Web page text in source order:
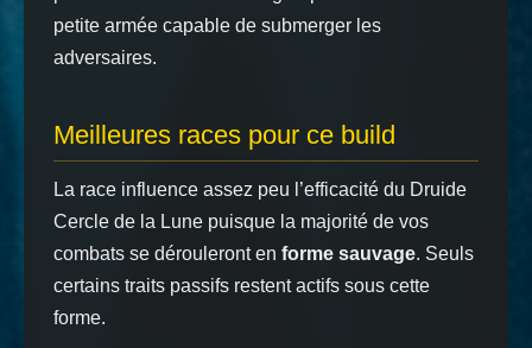
petite armée capable de submerger les
adversaires.
Meilleures races pour ce build
La race influence assez peu l’efficacité du Druide
Cercle de la Lune puisque la majorité de vos
combats se dérouleront en forme sauvage. Seuls
certains traits passifs restent actifs sous cette
forme.